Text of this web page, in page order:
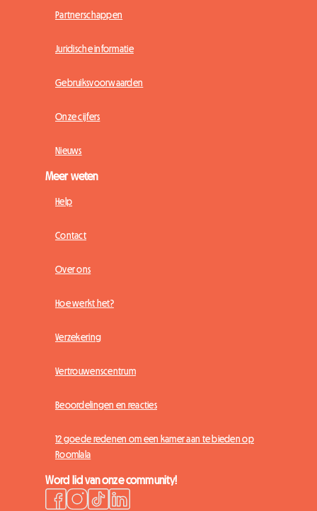
Partnerschappen
Juridische informatie
Gebruiksvoorwaarden
Onze cijfers
Nieuws
Meer weten
Help
Contact
Over ons
Hoe werkt het?
Verzekering
Vertrouwenscentrum
Beoordelingen en reacties
12 goede redenen om een kamer aan te bieden op
Roomlala
Word lid van onze community!